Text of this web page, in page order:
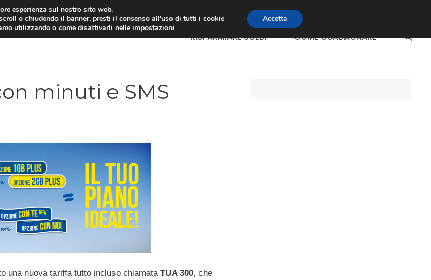
RISPARMIARE SOLDI COME GUADAGNARE
minuti e SMS
una nuova tariffa tutto incluso chiamata TUA 300, che
esperienza sul nostro sito web.
o chiudendo il banner, presti il consenso all’uso di tutti i cookie
utilizzando o come disattivarli nelleimpostazioni
Accetta